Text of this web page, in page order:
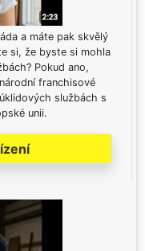
a máte pak skvělý
si, že byste si mohla
Pokud ano,
franchisové
službách s
unii.